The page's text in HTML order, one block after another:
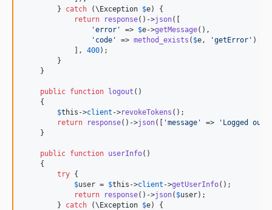
        }
catch (\Exception $e) {
return
response()->json([
'error ' => $e->getMessage(),
' code ' => method_exists ( $e , 'getError ' ) ?
            ],
400);
        }
    }
public function logout ()
    {
$this ->client ->revokeTokens ();
return
response()->json([ 'message ' => ' Logged out
    }
public function userInfo()
    {
try {
$user = $this ->client ->getUserInfo();
return
response()->json( $user);
        }
catch (\Exception $e) {